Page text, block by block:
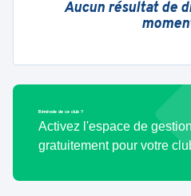
Aucun résultat de
Bénévole de ce club ?
Activez l'espace de gestion
gratuitement pour votre